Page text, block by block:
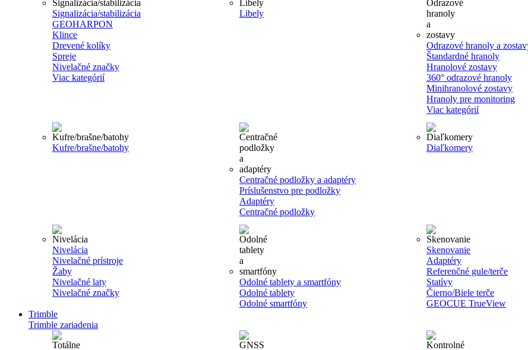
Signalizácia/stabilizácia
GEOHARPON
Klince
Drevené kolíky
Spreje
Nivelačné značky
Viac kategórií
Libely
Odrazové hranoly a
Štandardné hranoly
Hranolové zostavy
360° odrazové hranoly
Minihranolové zostavy
Hranoly pre monitoring
Viac kategórií
Kufre/brašne/batohy
Centračné podložky a adaptéry
Príslušenstvo pre podložky
Adaptéry
Centračné podložky
Diaľkomery
Nivelácia
Nivelačné prístroje
Žaby
Nivelačné laty
Nivelačné značky
Odolné tablety a smartfóny
Odolné tablety
Odolné smartfóny
Skenovanie
Adaptéry
Referenčné gule/terče
Statívy
Čierno/Biele terče
GEOCUE TrueView
Trimble
Trimble zariadenia